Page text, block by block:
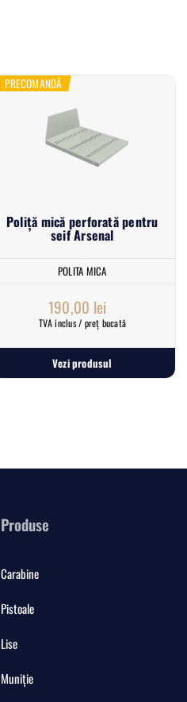
Poliță mică perforată pentru
seif Arsenal
POLITA MICA
190,00 lei
PRECOMANDĂ
TVA inclus / preț bucată
Vezi produsul
Produse
Carabine
Pistoale
Lise
Muniție